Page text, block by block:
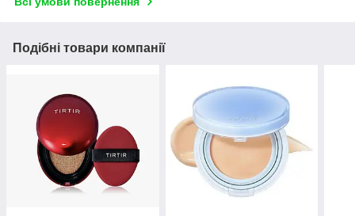
Подібні товари компанії